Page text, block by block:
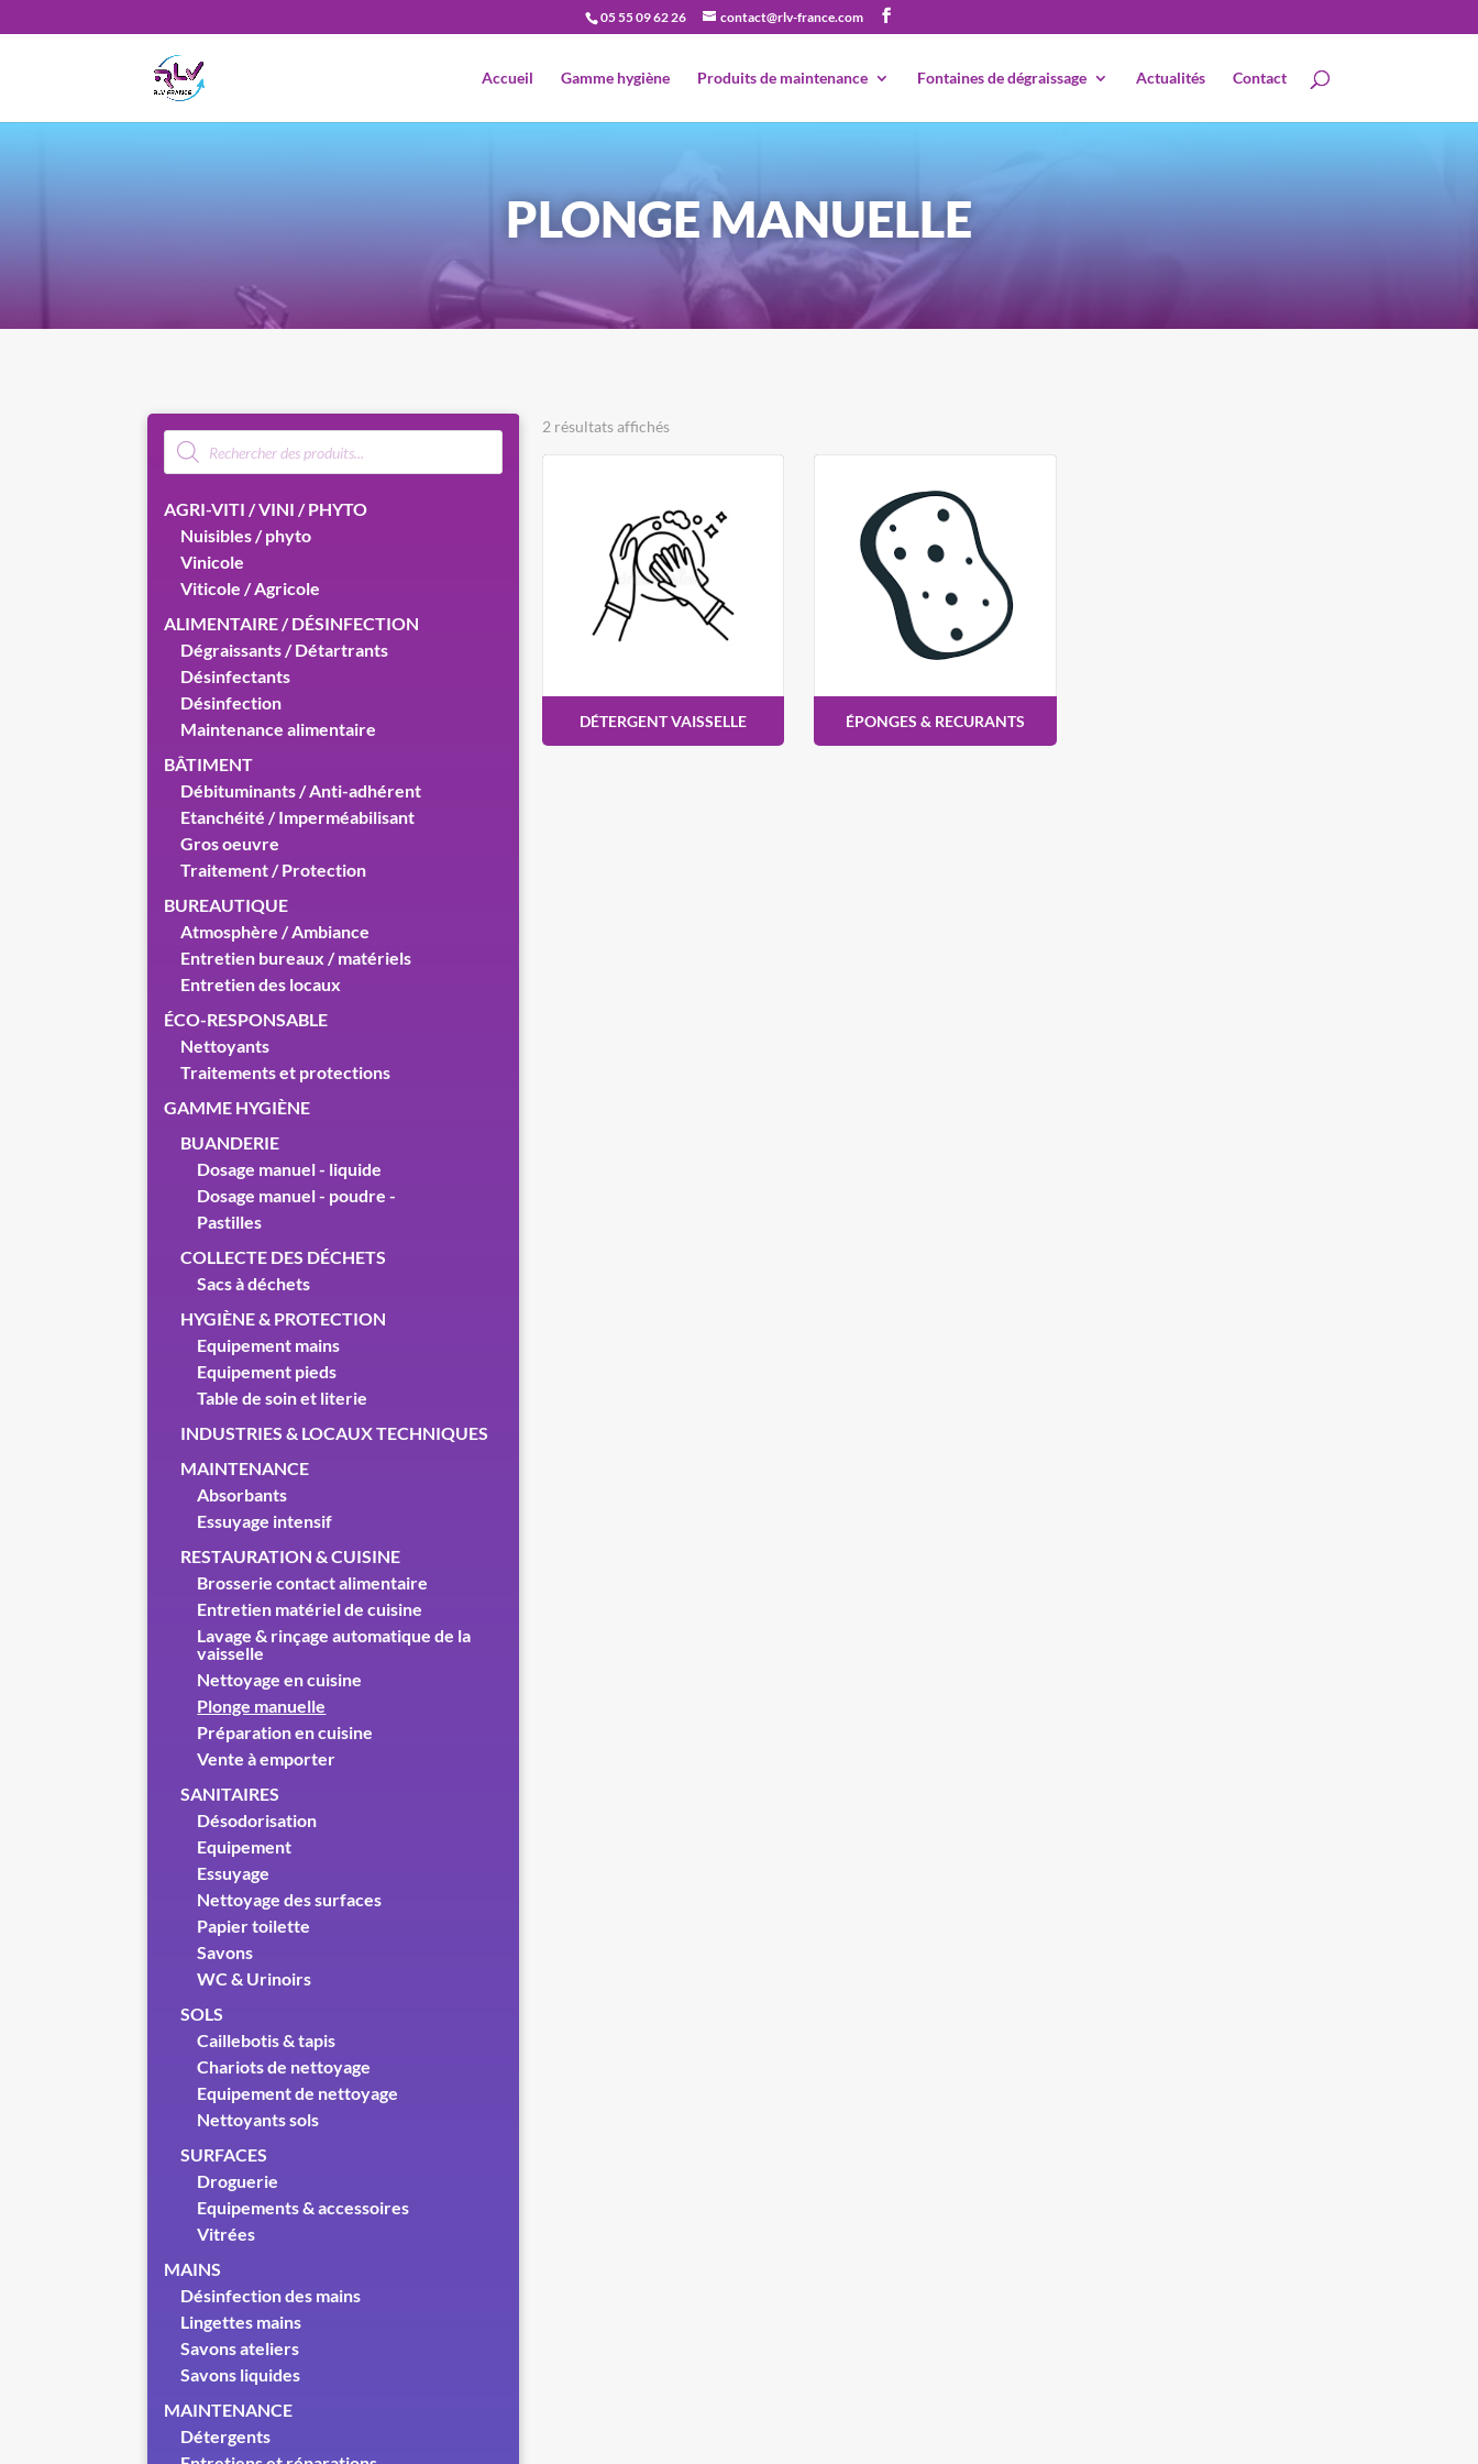
05 55 09 62 26 contact@rlv-france.com
Accueil Gamme hygiène Produits de maintenance Fontaines de dégraissage Actualités Contact
Recherche
PLONGE MANUELLE
Recherche
de
produits
AGRI-VITI / VINI / PHYTO
Nuisibles / phyto
Vinicole
Viticole / Agricole
ALIMENTAIRE / DÉSINFECTION
Dégraissants / Détartrants
Désinfectants
Désinfection
Maintenance alimentaire
BÂTIMENT
Débituminants / Anti-adhérent
Etanchéité / Imperméabilisant
Gros oeuvre
Traitement / Protection
BUREAUTIQUE
Atmosphère / Ambiance
Entretien bureaux / matériels
Entretien des locaux
ÉCO-RESPONSABLE
Nettoyants
Traitements et protections
GAMME HYGIÈNE
BUANDERIE
Dosage manuel - liquide
Dosage manuel - poudre -
Pastilles
COLLECTE DES DÉCHETS
Sacs à déchets
HYGIÈNE & PROTECTION
Equipement mains
Equipement pieds
Table de soin et literie
INDUSTRIES & LOCAUX TECHNIQUES
MAINTENANCE
Absorbants
Essuyage intensif
RESTAURATION & CUISINE
Brosserie contact alimentaire
Entretien matériel de cuisine
Lavage & rinçage automatique de la
vaisselle
Nettoyage en cuisine
Plonge manuelle
Préparation en cuisine
Vente à emporter
SANITAIRES
Désodorisation
Equipement
Essuyage
Nettoyage des surfaces
Papier toilette
Savons
WC & Urinoirs
SOLS
Caillebotis & tapis
Chariots de nettoyage
Equipement de nettoyage
Nettoyants sols
SURFACES
Droguerie
Equipements & accessoires
Vitrées
MAINS
Désinfection des mains
Lingettes mains
Savons ateliers
Savons liquides
MAINTENANCE
Détergents
2 résultats affichés
DÉTERGENT VAISSELLE ÉPONGES & RECURANTS